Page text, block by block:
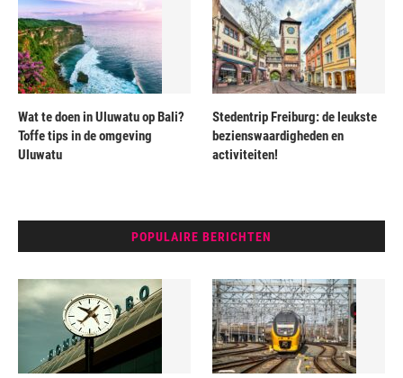
Wat te doen in Uluwatu op Bali?
Toffe tips in de omgeving
Uluwatu
Stedentrip Freiburg: de leukste
bezienswaardigheden en
activiteiten!
POPULAIRE BERICHTEN